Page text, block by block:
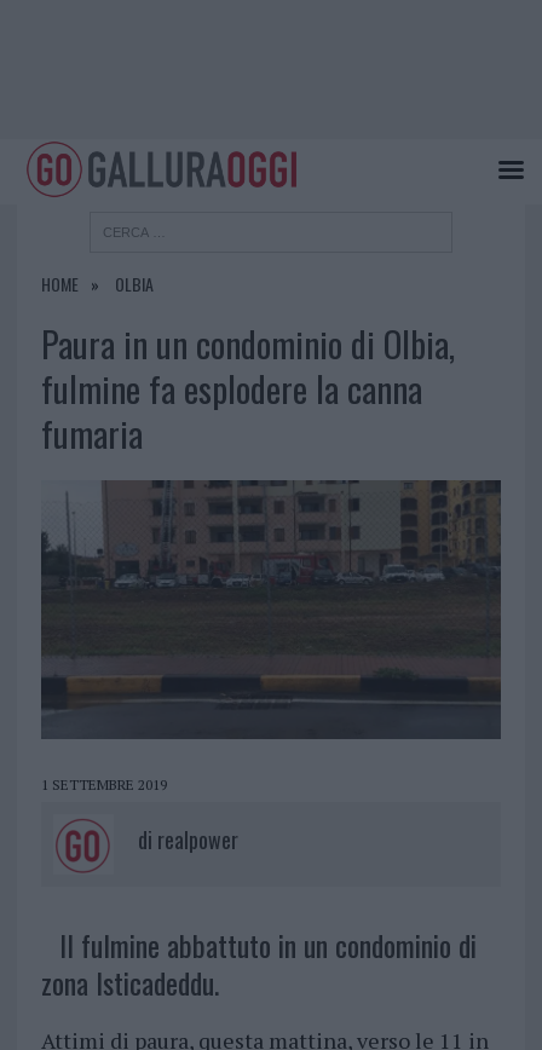
HOME OLBIA
Paura in un condominio di Olbia,
fulmine fa esplodere la canna
fumaria
1 SETTEMBRE 2019
di realpower
Il fulmine abbattuto in un condominio di
zona Isticadeddu.
Attimi di paura, questa mattina, verso le 11 in